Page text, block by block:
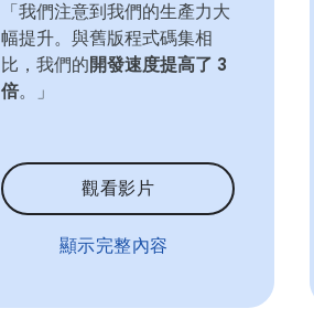
「我們注意到我們的生產力大
幅提升。與舊版程式碼集相
比，我們的開發速度提高了 3
倍。」
觀看影片
顯示完整內容